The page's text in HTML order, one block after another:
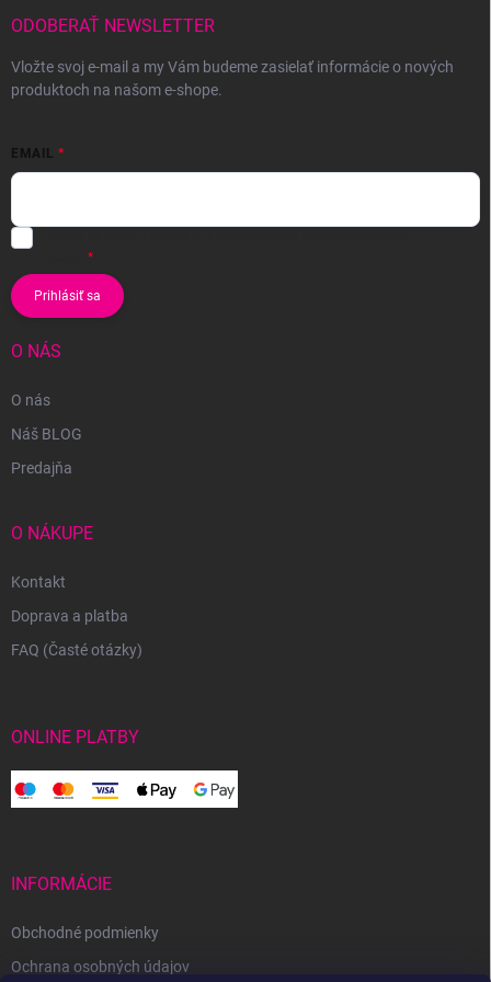
ODOBERAŤ NEWSLETTER
Vložte svoj e-mail a my Vám budeme zasielať informácie o nových
produktoch na našom e-shope.
EMAIL
Prihlásiť sa
O NÁS
O nás
Náš BLOG
Predajňa
O NÁKUPE
Kontakt
Doprava a platba
FAQ (Časté otázky)
ONLINE PLATBY
INFORMÁCIE
Obchodné podmienky
Ochrana osobných údajov